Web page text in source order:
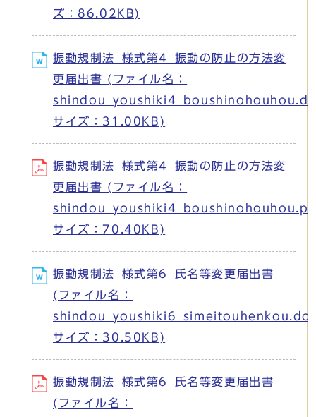
ズ：86.02KB)
振動規制法_様式第4_振動の防止の方法変
更届出書 (ファイル名：
サイズ：31.00KB)
振動規制法_様式第4_振動の防止の方法変
更届出書 (ファイル名：
サイズ：70.40KB)
振動規制法_様式第6_氏名等変更届出書
(ファイル名：
サイズ：30.50KB)
振動規制法_様式第6_氏名等変更届出書
(ファイル名：